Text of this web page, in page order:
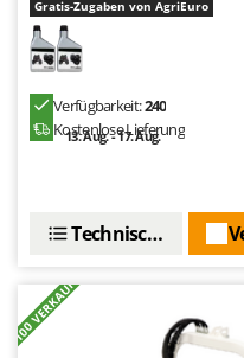
Gratis-Zugaben von AgriEuro
Verfügbarkeit:240
Kostenlose Lieferung
13. Aug. - 17. Aug.
Technische Daten
+100 VERKAUFT